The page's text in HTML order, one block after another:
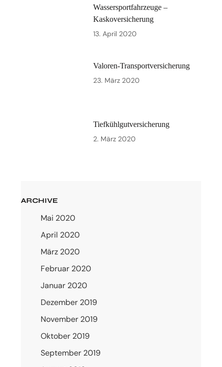
Wassersportfahrzeuge –
Kaskoversicherung
13. April 2020
Valoren-Transportversicherung
23. März 2020
Tiefkühlgutversicherung
2. März 2020
ARCHIVE
Mai 2020
April 2020
März 2020
Februar 2020
Januar 2020
Dezember 2019
November 2019
Oktober 2019
September 2019